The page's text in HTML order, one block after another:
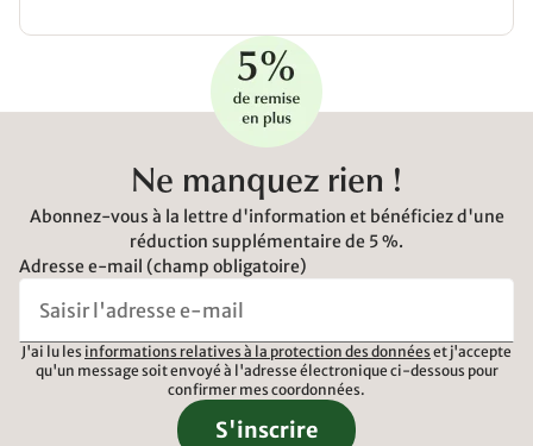
Ne manquez rien !
Abonnez-vous à la lettre d'information et bénéficiez d'une
réduction supplémentaire de 5 %.
Adresse e-mail (champ obligatoire)
J'ai lu les informations relatives à la protection des données et j'accepte
qu'un message soit envoyé à l'adresse électronique ci-dessous pour
confirmer mes coordonnées.
S'inscrire